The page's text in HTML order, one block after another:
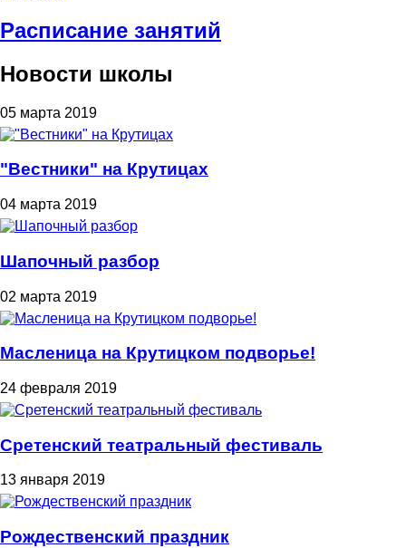
Расписание занятий
Новости школы
05 марта 2019
"Вестники" на Крутицах
04 марта 2019
Шапочный разбор
02 марта 2019
Масленица на Крутицком подворье!
24 февраля 2019
Сретенский театральный фестиваль
13 января 2019
Рождественский праздник